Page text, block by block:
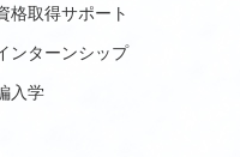
格取得サポート
ンターンシップ
入学